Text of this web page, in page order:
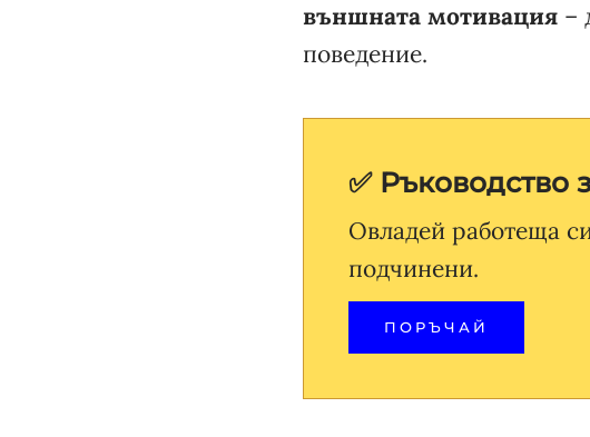
външната мотивация –
поведение.
✅
Овладей работеща
подчинени.
ПОРЪЧАЙ